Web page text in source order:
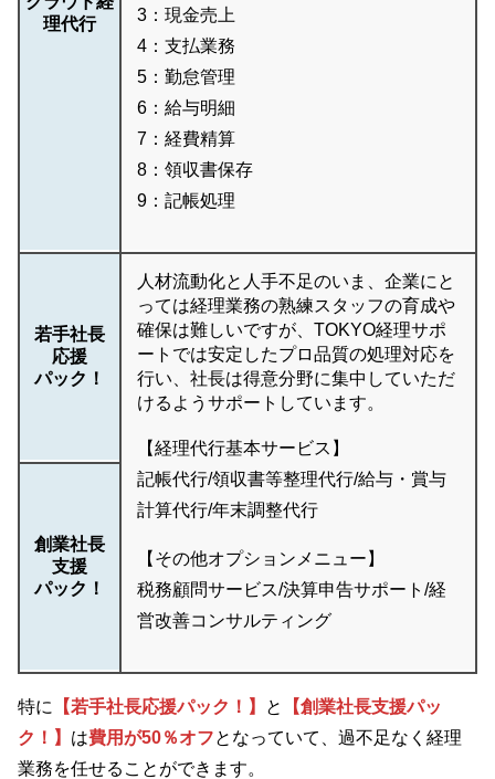
理代行
3：現金売上
4：支払業務
5：勤怠管理
6：給与明細
7：経費精算
8：領収書保存
9：記帳処理
若手社長
応援
パック！
人材流動化と人手不足のいま、企業にと
っては経理業務の熟練スタッフの育成や
確保は難しいですが、TOKYO経理サポ
ートでは安定したプロ品質の処理対応を
行い、社長は得意分野に集中していただ
けるようサポートしています。
【経理代行基本サービス】
記帳代行/領収書等整理代行/給与・賞与
計算代行/年末調整代行
【その他オプションメニュー】
税務顧問サービス/決算申告サポート/経
営改善コンサルティング
創業社長
支援
パック！
特に 【若手社長応援パック！】 と
【創業社長支援パッ
ク！】 は費用が50％オフとなっていて、過不足なく経理
業務を任せることができます。